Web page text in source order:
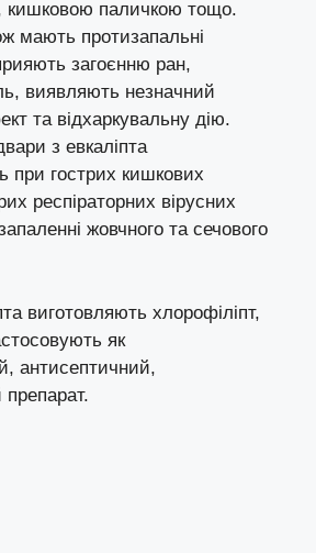
кишковою паличкою тощо.
мають протизапальні
загоєнню ран,
виявляють незначний
та відхаркувальну дію.
з евкаліпта
при гострих кишкових
респіраторних вірусних
жовчного та сечового
виготовляють хлорофіліпт,
як
антисептичний,